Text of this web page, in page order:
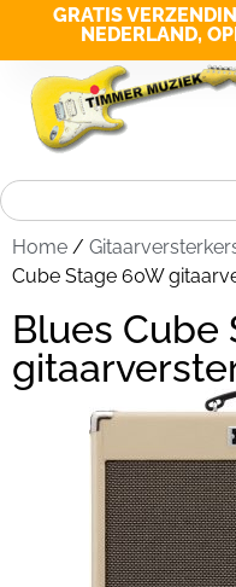
GRATIS
NEDERLAND,
Home /
Cube Stage 60W
Blues Cube